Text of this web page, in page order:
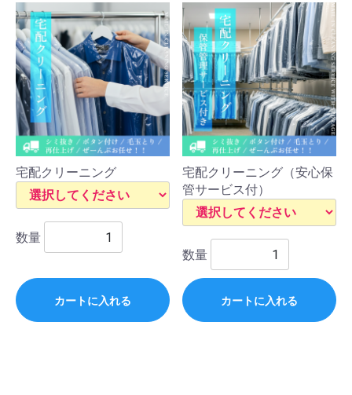
宅配クリーニング
数量
カートに入れる
宅配クリーニング（安心保
管サービス付）
数量
カートに入れる